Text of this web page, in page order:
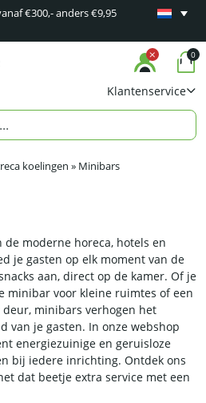
€300,- anders €9,95
Minimaal
Klantenservice
0
koelingen » Minibars
moderne horeca, hotels en
je gasten op elk moment van de
aan, direct op de kamer. Of je
minibar voor kleine ruimtes of een
minibars verhogen het
van je gasten. In onze webshop
energiezuinige en geruisloze
bij iedere inrichting. Ontdek ons
dat beetje extra service met een